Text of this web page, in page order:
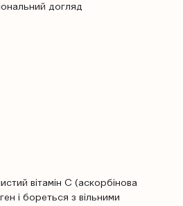
догляд
вітамін С (аскорбінова
і бореться з вільними